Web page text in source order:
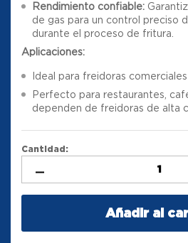
Rendimiento confiable:
de gas para un control preciso
durante el proceso de fritura.
Aplicaciones:
Ideal para freidoras
Perfecto para restaurantes,
dependen de freidoras de alta
Cantidad:
Añadir al